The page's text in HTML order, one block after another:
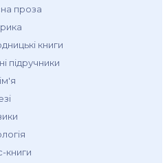
проза
книги
підручники
книги